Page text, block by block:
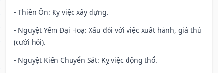
- Thiên Ôn: Kỵ việc xây dựng.
- Nguyệt Yếm Đại Hoạ: Xấu đối với việc xuất hành, giá thú
(cưới hỏi).
- Nguyệt Kiến Chuyển Sát: Kỵ việc động thổ.